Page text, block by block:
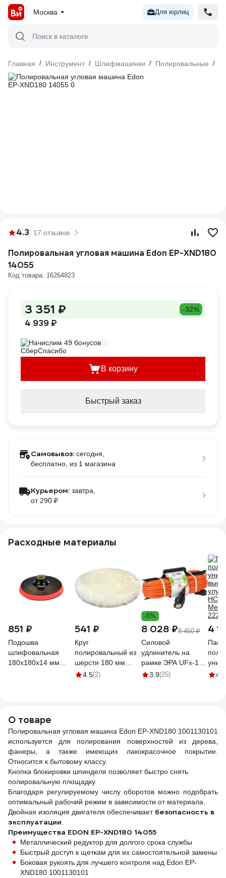
Москва Для юрлиц
Поиск в каталоге
Главная / Инструмент / Шлифмашинки / Полировальные /
4.3 17 отзывов
Полировальная угловая машина Edon EP-XND180
14055
Код товара: 16264823
3 351 ₽ -32%
4 939 ₽
Начислим 49 бонусов
В корзину
Быстрый заказ
Самовывоз: сегодня,
бесплатно , из 1 магазина
Курьером: завтра,
от 290 ₽
Расходные материалы
851 ₽
Подошва
шлифовальная
180x180x14 мм
541 ₽
Круг
полировальный из
шерсти 180 мм
WOLF 1.3013.0180
4.5(2)
-5%
8 028 ₽8 450 ₽
Силовой
удлинитель на
рамке ЭРА UFx-1e-
3x1.5-50m-IP44 с
3.9(25)
4
4.9
О товаре
Полировальная угловая машина Edon EP-XND180 1001130101
используется для полирования поверхностей из дерева,
фанеры, а также имеющих лакокрасочное покрытие.
Относится к бытовому классу.
Кнопка блокировки шпинделя позволяет быстро снять
полировальную площадку.
Благодаря регулируемому числу оборотов можно подобрать
оптимальный рабочий режим в зависимости от материала.
Двойная изоляция двигателя обеспечивает безопасность в
эксплуатации
Преимущества EDON EP-XND180 14055
Металлический редуктор для долгого срока службы
Быстрый доступ к щеткам для их самостоятельной замены
Боковая рукоять для лучшего контроля над Edon EP-
XND180 1001130101